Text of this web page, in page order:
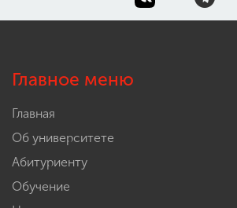
Главное меню
Главная
Об университете
Абитуриенту
Обучение